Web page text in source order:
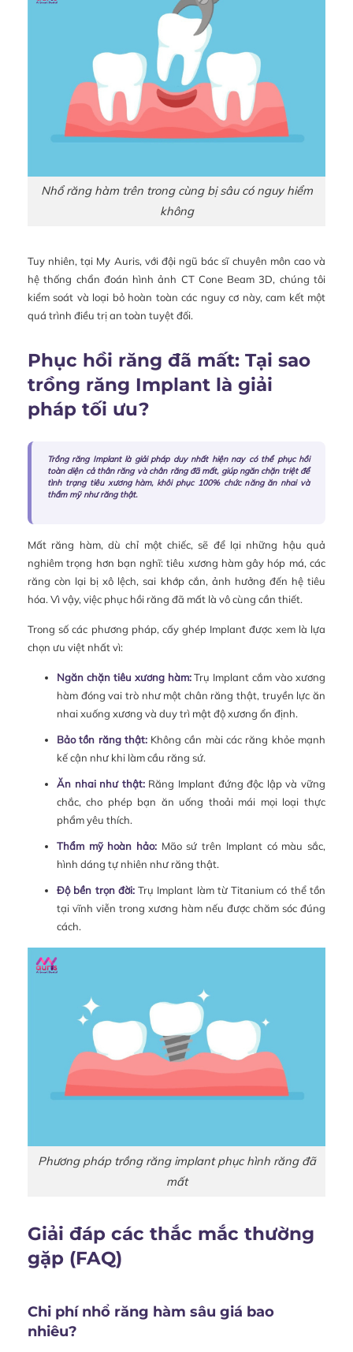
Nhổ răng hàm trên trong cùng bị sâu có nguy hiểm
không
Tuy nhiên, tại My Auris, với đội ngũ bác sĩ chuyên môn cao và
hệ thống chẩn đoán hình ảnh CT Cone Beam 3D, chúng tôi
kiểm soát và loại bỏ hoàn toàn các nguy cơ này, cam kết một
quá trình điều trị an toàn tuyệt đối.
Phục hồi răng đã mất: Tại sao
trồng răng Implant là giải
pháp tối ưu?
Trồng răng Implant là giải pháp duy nhất hiện nay có thể phục hồi
toàn diện cả thân răng và chân răng đã mất, giúp ngăn chặn triệt để
tình trạng tiêu xương hàm, khôi phục 100% chức năng ăn nhai và
thẩm mỹ như răng thật.
Mất răng hàm, dù chỉ một chiếc, sẽ để lại những hậu quả
nghiêm trọng hơn bạn nghĩ: tiêu xương hàm gây hóp má, các
răng còn lại bị xô lệch, sai khớp cắn, ảnh hưởng đến hệ tiêu
hóa. Vì vậy, việc phục hồi răng đã mất là vô cùng cần thiết.
Trong số các phương pháp, cấy ghép Implant được xem là lựa
chọn ưu việt nhất vì:
Ngăn chặn tiêu xương hàm:Trụ Implant cắm vào xương
hàm đóng vai trò như một chân răng thật, truyền lực ăn
nhai xuống xương và duy trì mật độ xương ổn định.
Bảo tồn răng thật:Không cần mài các răng khỏe mạnh
kế cận như khi làm cầu răng sứ.
Ăn nhai như thật:Răng Implant đứng độc lập và vững
chắc, cho phép bạn ăn uống thoải mái mọi loại thực
phẩm yêu thích.
Thẩm mỹ hoàn hảo: Mão sứ trên Implant có màu sắc,
hình dáng tự nhiên như răng thật.
Độ bền trọn đời:Trụ Implant làm từ Titanium có thể tồn
tại vĩnh viễn trong xương hàm nếu được chăm sóc đúng
cách.
Phương pháp trồng răng implant phục hình răng đã
mất
Giải đáp các thắc mắc thường
gặp (FAQ)
Chi phí nhổ răng hàm sâu giá bao
nhiêu?